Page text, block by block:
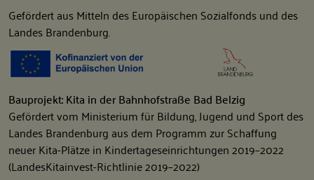
Gefördert aus Mitteln des Europäischen Sozialfonds und des
Landes Brandenburg.
Bauprojekt: Kita in der Bahnhofstraße Bad Belzig
Gefördert vom Ministerium für Bildung, Jugend und Sport des
Landes Brandenburg aus dem Programm zur Schaffung
neuer Kita-Plätze in Kindertageseinrichtungen 2019–2022
(LandesKitainvest-Richtlinie 2019–2022)